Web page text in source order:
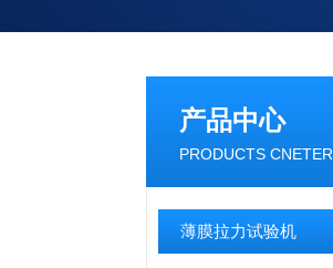
产品中心
PRODUCTS CNETER
薄膜拉力试验机